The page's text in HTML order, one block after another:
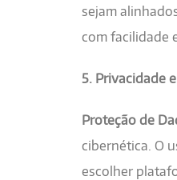
sejam
com facilidade
5. Privacidade
Proteção de
cibernética. O
escolher